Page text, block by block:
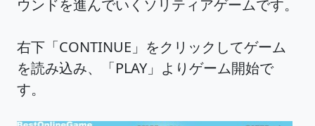
ウンドを進んでいくソリティアゲームです。
右下「CONTINUE」をクリックしてゲーム
を読み込み、「PLAY」よりゲーム開始で
す。